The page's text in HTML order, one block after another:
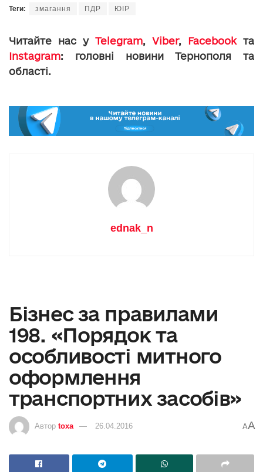
Теги: змагання ПДР ЮІР
Читайте нас у Telegram, Viber, Facebookта
Instagram: головні новини Тернополя та
області.
ednak_n
Бізнес за правилами
198. «Порядок та
особливості митного
оформлення
транспортних засобів»
Автор toxa 26.04.2016 AA